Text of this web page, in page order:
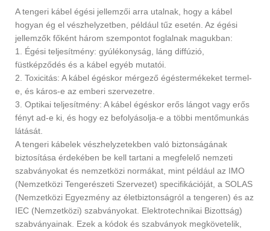
A tengeri kábel égési jellemzői arra utalnak, hogy a kábel
hogyan ég el vészhelyzetben, például tűz esetén. Az égési
jellemzők főként három szempontot foglalnak magukban:
1. Égési teljesítmény: gyúlékonyság, láng diffúzió,
füstképződés és a kábel egyéb mutatói.
2. Toxicitás: A kábel égéskor mérgező égéstermékeket termel-
e, és káros-e az emberi szervezetre.
3. Optikai teljesítmény: A kábel égéskor erős lángot vagy erős
fényt ad-e ki, és hogy ez befolyásolja-e a többi mentőmunkás
látását.
A tengeri kábelek vészhelyzetekben való biztonságának
biztosítása érdekében be kell tartani a megfelelő nemzeti
szabványokat és nemzetközi normákat, mint például az IMO
(Nemzetközi Tengerészeti Szervezet) specifikációját, a SOLAS
(Nemzetközi Egyezmény az életbiztonságról a tengeren) és az
IEC (Nemzetközi) szabványokat. Elektrotechnikai Bizottság)
szabványainak. Ezek a kódok és szabványok megkövetelik,